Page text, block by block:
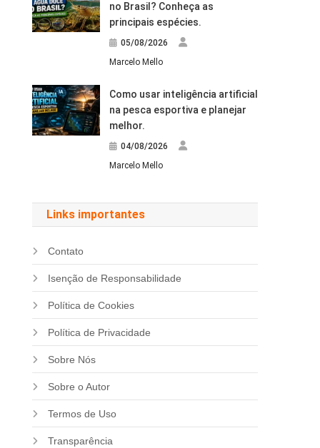
no Brasil? Conheça as
principais espécies.
05/08/2026
Marcelo Mello
Como usar inteligência artificial
na pesca esportiva e planejar
melhor.
04/08/2026
Marcelo Mello
Links importantes
Contato
Isenção de Responsabilidade
Política de Cookies
Política de Privacidade
Sobre Nós
Sobre o Autor
Termos de Uso
Transparência